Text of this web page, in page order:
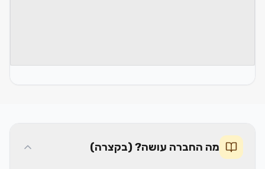
מה החברה עושה? (בקצרה)